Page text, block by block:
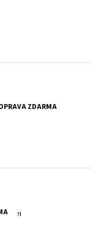
ZDARMA